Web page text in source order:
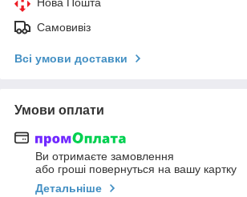
Самовивіз
Всі умови доставки
Умови оплати
Ви отримаєте замовлення
або гроші повернуться на вашу картку
Детальніше